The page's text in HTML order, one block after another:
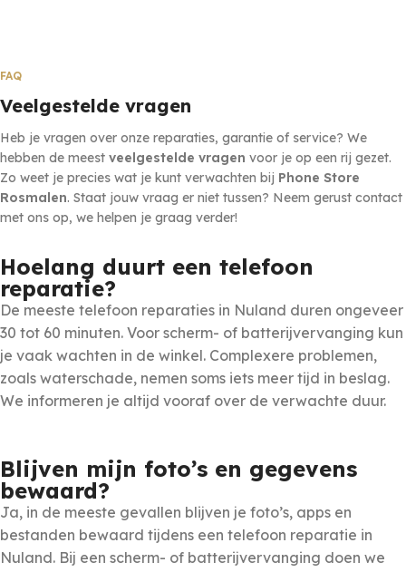
FAQ
Veelgestelde vragen
Heb je vragen over onze reparaties, garantie of service? We
hebben de meest veelgestelde vragen voor je op een rij gezet.
Zo weet je precies wat je kunt verwachten bij Phone Store
Rosmalen. Staat jouw vraag er niet tussen? Neem gerust contact
met ons op, we helpen je graag verder!
Hoelang duurt een telefoon
reparatie?
De meeste telefoon reparaties in Nuland duren ongeveer
30 tot 60 minuten. Voor scherm- of batterijvervanging kun
je vaak wachten in de winkel. Complexere problemen,
zoals waterschade, nemen soms iets meer tijd in beslag.
We informeren je altijd vooraf over de verwachte duur.
Blijven mijn foto’s en gegevens
bewaard?
Ja, in de meeste gevallen blijven je foto’s, apps en
bestanden bewaard tijdens een telefoon reparatie in
Nuland. Bij een scherm- of batterijvervanging doen we